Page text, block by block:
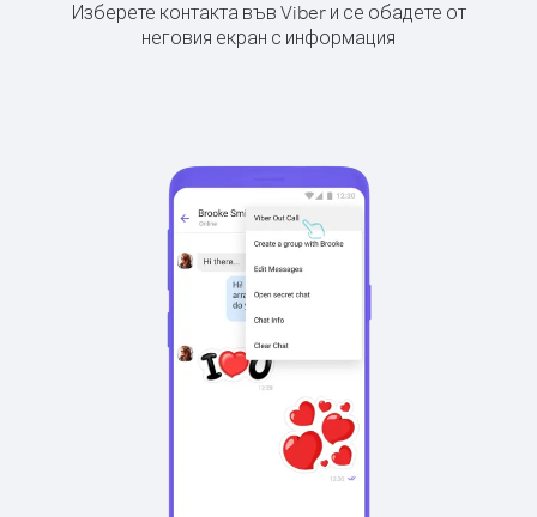
Изберете контакта във Viber и се обадете от
неговия екран с информация